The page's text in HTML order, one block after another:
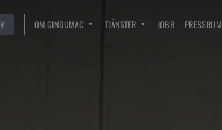
OM GINDUMAC TJÄNSTER JOBB PRESSRUM